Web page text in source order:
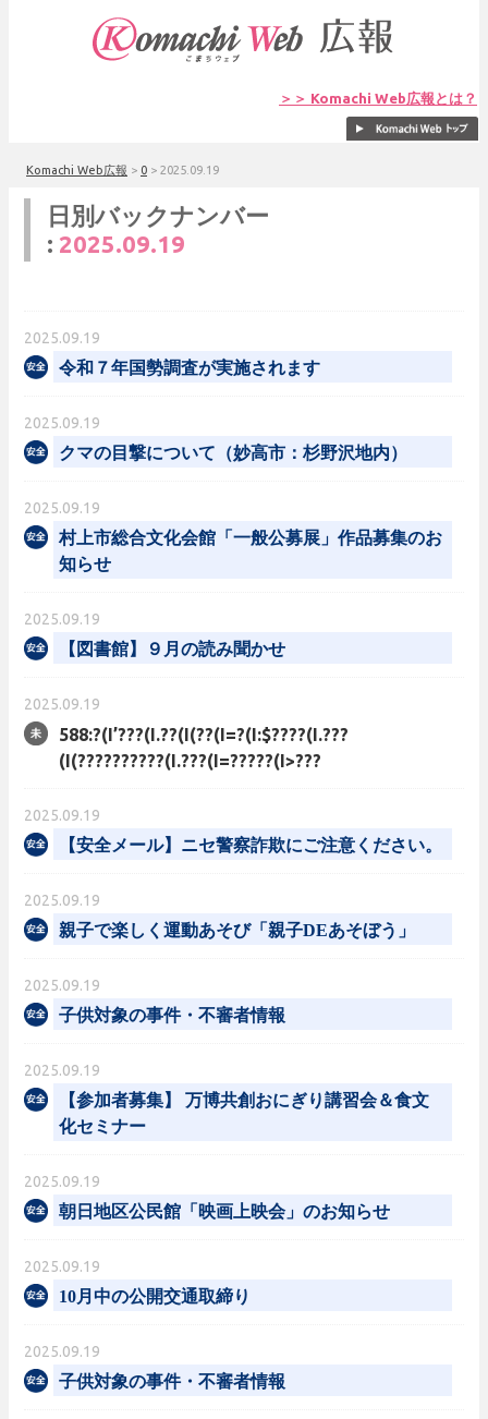
＞＞ Komachi Web広報とは？
Komachi Web広報 > 0 > 2025.09.19
日別バックナンバー
: 2025.09.19
2025.09.19
令和７年国勢調査が実施されます
2025.09.19
クマの目撃について（妙高市：杉野沢地内）
2025.09.19
村上市総合文化会館「一般公募展」作品募集のお
知らせ
2025.09.19
【図書館】９月の読み聞かせ
2025.09.19
588:?(I’???(I.??(I(??(I=?(I:$????(I.???
(I(??????????(I.???(I=?????(I>???
2025.09.19
【安全メール】ニセ警察詐欺にご注意ください。
2025.09.19
親子で楽しく運動あそび「親子DEあそぼう」
2025.09.19
子供対象の事件・不審者情報
2025.09.19
【参加者募集】 万博共創おにぎり講習会＆食文
化セミナー
2025.09.19
朝日地区公民館「映画上映会」のお知らせ
2025.09.19
10月中の公開交通取締り
2025.09.19
子供対象の事件・不審者情報